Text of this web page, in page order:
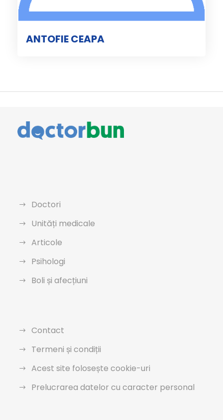
ANTOFIE CEAPA
Doctori
Unități medicale
Articole
Psihologi
Boli și afecțiuni
Contact
Termeni și condiții
Acest site folosește cookie-uri
Prelucrarea datelor cu caracter personal